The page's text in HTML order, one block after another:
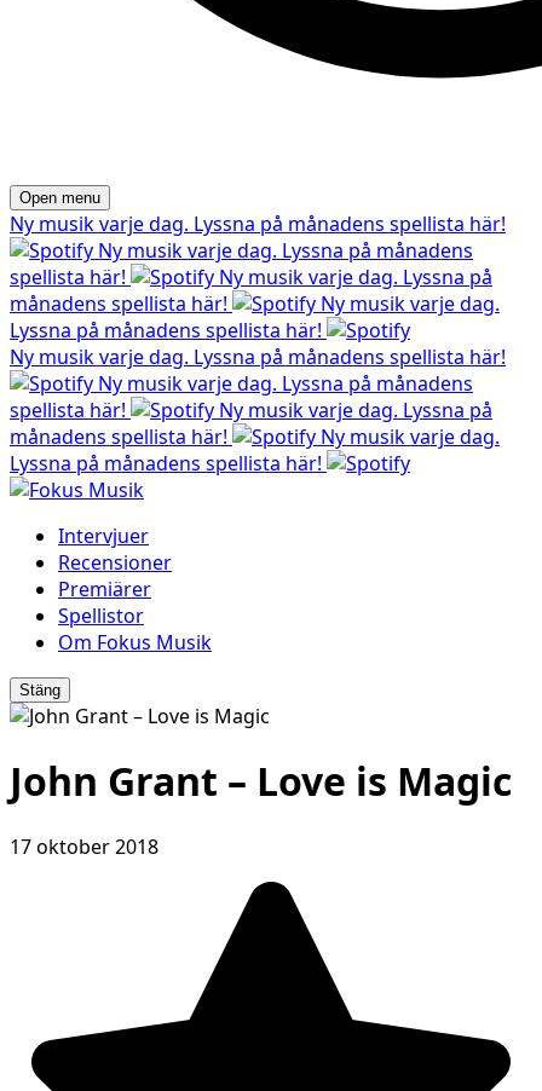
Open menu
Ny musik varje dag. Lyssna på månadens spellista här!
Ny musik varje dag. Lyssna på månadens
spellista här!
Ny musik varje dag. Lyssna på
månadens spellista här!
Ny musik varje dag.
Lyssna på månadens spellista här!
Ny musik varje dag. Lyssna på månadens spellista här!
Ny musik varje dag. Lyssna på månadens
spellista här!
Ny musik varje dag. Lyssna på
månadens spellista här!
Ny musik varje dag.
Lyssna på månadens spellista här!
Intervjuer
Recensioner
Premiärer
Spellistor
Om Fokus Musik
Stäng
John Grant – Love is Magic
17 oktober 2018